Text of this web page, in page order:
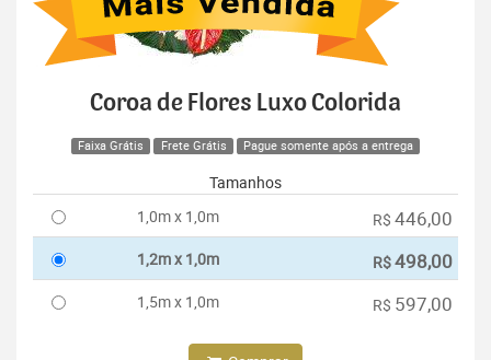
Coroa de Flores Luxo Colorida
Faixa Grátis Frete Grátis Pague somente após a entrega
Tamanhos
1,0m x 1,0m
R$ 446,00
1,2m x 1,0m R$498,00
1,5m x 1,0m R$ 597,00